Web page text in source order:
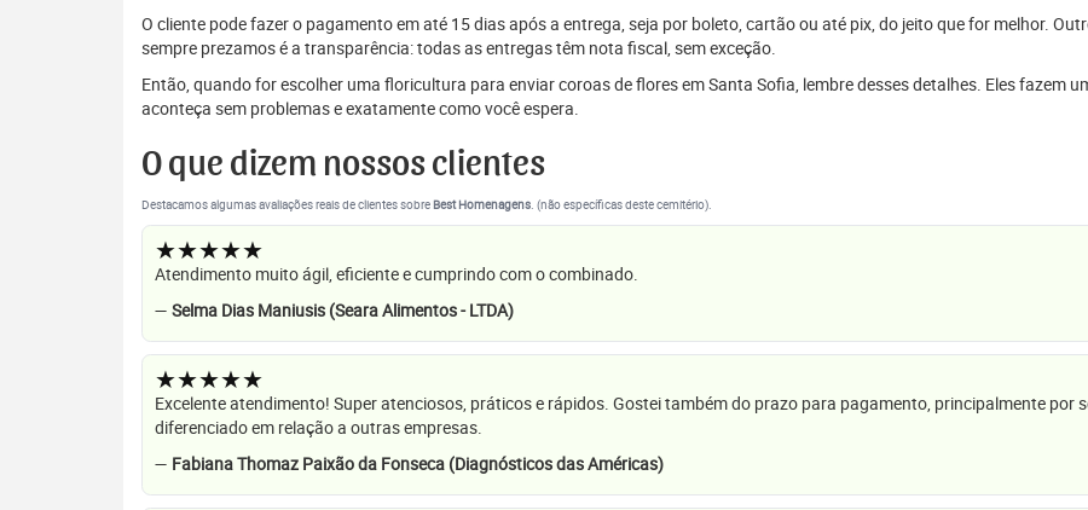
O cliente pode fazer o pagamento em até 15 dias após a entrega, seja por boleto, cartão ou até pix, do jeito que for melhor.
sempre prezamos é a transparência: todas as entregas têm nota fiscal, sem exceção.
Então, quando for escolher uma floricultura para enviar coroas de flores em Santa Sofia, lembre desses detalhes. Eles fazem
aconteça sem problemas e exatamente como você espera.
O que dizem nossos clientes
Destacamos algumas avaliações reais de clientes sobreBest Homenagens. (não específicas deste cemitério).
★★★★★
Atendimento muito ágil, eficiente e cumprindo com o combinado.
— Selma Dias Maniusis (Seara Alimentos - LTDA)
★★★★★
Excelente atendimento! Super atenciosos, práticos e rápidos. Gostei também do prazo para pagamento, principalmente por
diferenciado em relação a outras empresas.
— Fabiana Thomaz Paixão da Fonseca (Diagnósticos das Américas)